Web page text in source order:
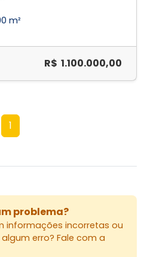
m²
R$ 1.100.000,00
1
problema?
informações incorretas ou
erro? Fale com a